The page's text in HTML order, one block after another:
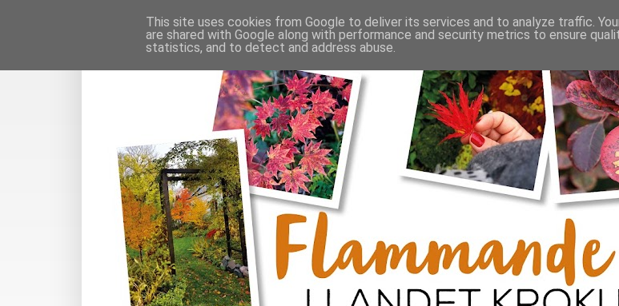
This site uses cookies from Google to deliver its services and to analyze traffic.
are shared with Google along with performance and security metrics to ensure
statistics, and to detect and address abuse.